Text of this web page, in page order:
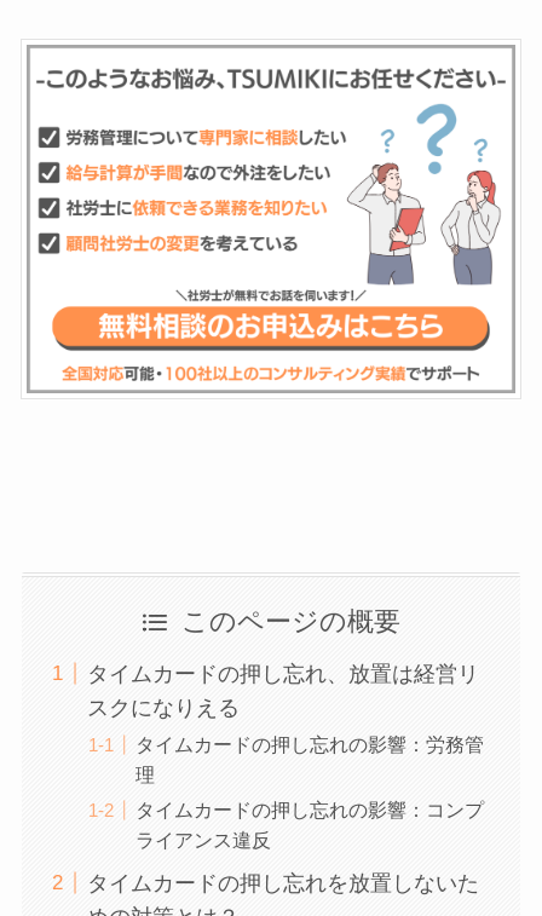
このページの概要
タイムカードの押し忘れ、放置は経営リ
スクになりえる
タイムカードの押し忘れの影響：労務管
理
タイムカードの押し忘れの影響：コンプ
ライアンス違反
タイムカードの押し忘れを放置しないた